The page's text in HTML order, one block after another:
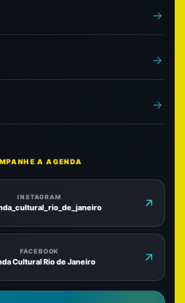
A AGENDA
INSTAGRAM
FACEBOOK
Cultural Rio de Janeiro